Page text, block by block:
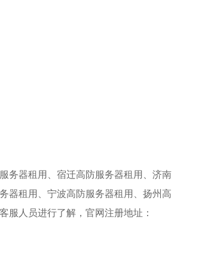
务器租用、宿迁高防服务器租用、 济南
器租用、宁波高防服务器租用、 扬州高
服人员进行了解，官网注册地址：